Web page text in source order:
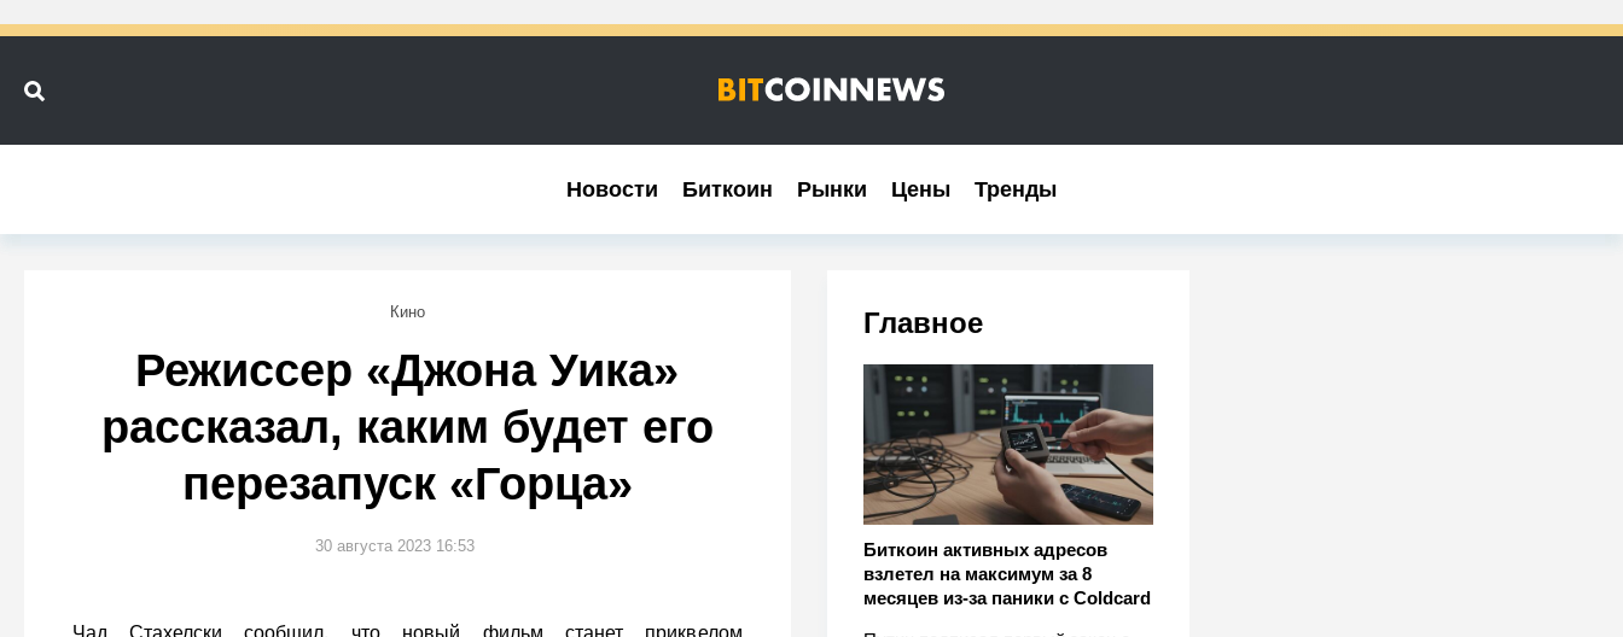
Новости Биткоин Рынки Цены Тренды
Новости Биткоин Рынки Цены Тренды
Главное
Биткоин активных адресов
взлетел на максимум за 8
месяцев из-за паники с Coldcard
Кино
Режиссер «Джона Уика»
рассказал, каким будет его
перезапуск «Горца»
30 августа 2023 16:53
Чад Стахелски сообщил, что новый фильм станет приквелом